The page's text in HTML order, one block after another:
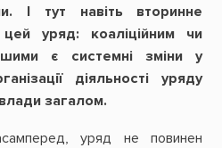
І тут навіть вторинне
уряд: коаліційним чи
є системні зміни у
діяльності уряду
загалом.
уряд не повинен